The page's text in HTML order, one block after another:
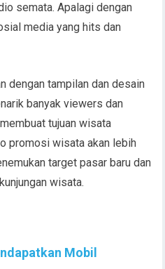
semata. Apalagi dengan
media yang hits dan
dengan tampilan dan desain
banyak viewers dan
tujuan wisata
promosi wisata akan lebih
target pasar baru dan
wisata.
Mobil